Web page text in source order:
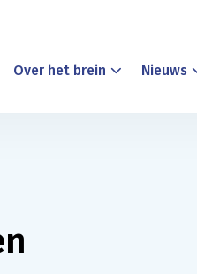
Over het brein Nieuws